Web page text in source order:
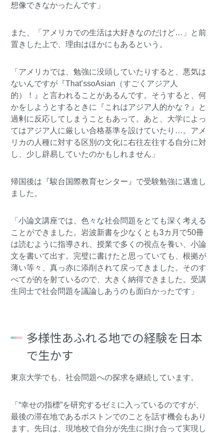
想像できなかったんです」
また、「アメリカでの生活は大好きなのだけど…」と前
置きした上で、理由はほかにもあるという。
「アメリカでは、勉強に没頭していたりすると、悪気は
ないんですが『That’ssoAsian（すごくアジア人
的）！』と言われることがあるんです。そうすると、何
かをしようとするときに『これはアジア人的かな？』と
過剰に反応してしまうこともあって。あと、大学によっ
てはアジア人に厳しい合格基準を設けていたり…。アメ
リカの人種に対する区別の文化に右往左往する自分に対
し、少し辟易していたのかもしれません」
帰国後は『駿台国際教育センター』で受験勉強に邁進し
ました。
「小論文講座では、色々な社会問題をとても深く考える
ことができました。岩波新書を少なくとも3カ月で50冊
は読むように指導され、授業で多くの視点を養い、小論
文を書いて出す。完璧に書けたと思っていても、根拠が
薄い等々、真っ赤に添削されて戻ってきました。そのす
べてが的を射ているので、大きく納得できました。受講
生同士で社会問題を議論しあうのも面白かったです」
多様性あふれる地での経験を日本
で生かす
東京大学でも、社会問題への探求を継続しています。
「“幸せの指標”を研究するゼミに入っているのですが、
最後の滞在地であるボストンでのことを話す機会もあり
ます。先日は、現地校で自分が先生に掛け合って実現し